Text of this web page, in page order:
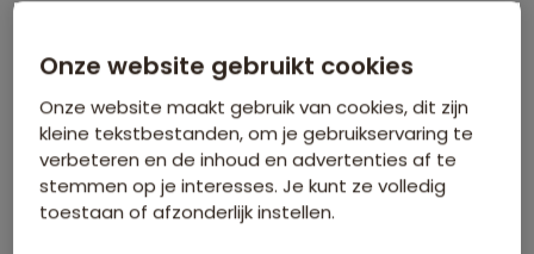
Financiën
Onze website gebruikt cookies
Onze website maakt gebruik van cookies, dit zijn
kleine tekstbestanden, om je gebruikservaring te
verbeteren en de inhoud en advertenties af te
stemmen op je interesses. Je kunt ze volledig
toestaan of afzonderlijk instellen.